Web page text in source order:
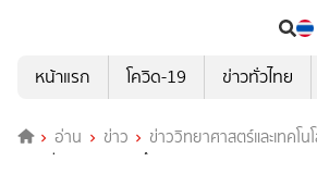
หน้าแรก
โควิด-19 ข่าวทั่วไทย
อ่าน ข่าว ข่าววิทยาศาสตร์และเทคโน
ดาวเทียม “SMILE” ศึกษาพายุสุริยะและสภาพอว